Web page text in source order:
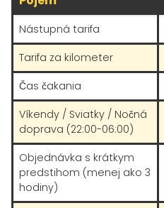
Nástupná tarifa
Tarifa za kilometer
Čas čakania
Víkendy / Sviatky / Nočná
doprava (22:00-06:00)
Objednávka s krátkym
predstihom (menej ako 3
hodiny)